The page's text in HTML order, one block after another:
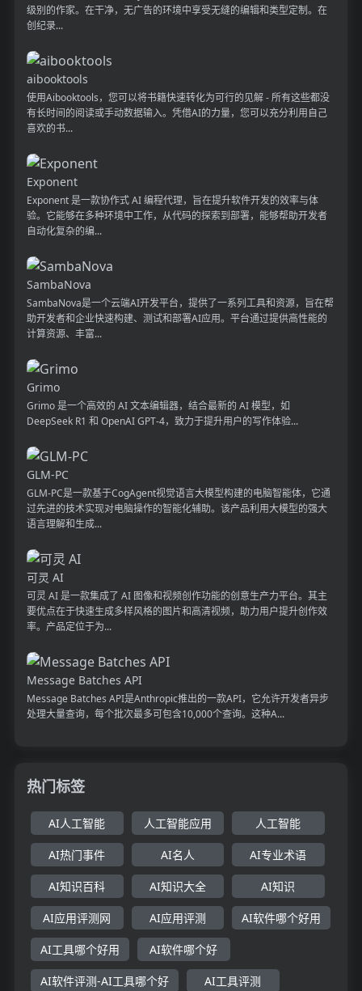
级别的作家。在干净，无广告的环境中享受无缝的编辑和类型定制。在
创纪录...
aibooktools
使用Aibooktools，您可以将书籍快速转化为可行的见解 - 所有这些都没
有长时间的阅读或手动数据输入。凭借AI的力量，您可以充分利用自己
喜欢的书...
Exponent
Exponent 是一款协作式 AI 编程代理，旨在提升软件开发的效率与体
验。它能够在多种环境中工作，从代码的探索到部署，能够帮助开发者
自动化复杂的编...
SambaNova
SambaNova是一个云端AI开发平台，提供了一系列工具和资源，旨在帮
助开发者和企业快速构建、测试和部署AI应用。平台通过提供高性能的
计算资源、丰富...
Grimo
Grimo 是一个高效的 AI 文本编辑器，结合最新的 AI 模型，如
DeepSeek R1 和 OpenAI GPT-4，致力于提升用户的写作体验...
GLM-PC
GLM-PC是一款基于CogAgent视觉语言大模型构建的电脑智能体，它通
过先进的技术实现对电脑操作的智能化辅助。该产品利用大模型的强大
语言理解和生成...
可灵 AI
可灵 AI 是一款集成了 AI 图像和视频创作功能的创意生产力平台。其主
要优点在于快速生成多样风格的图片和高清视频，助力用户提升创作效
率。产品定位于为...
Message Batches API
Message Batches API是Anthropic推出的一款API，它允许开发者异步
处理大量查询，每个批次最多可包含10,000个查询。这种A...
热门标签
AI人工智能 人工智能应用 人工智能
AI热门事件 AI名人 AI专业术语
AI知识百科 AI知识大全 AI知识
AI应用评测网 AI应用评测 AI软件哪个好用
AI工具哪个好用 AI软件哪个好
AI软件评测-AI工具哪个好 AI工具评测